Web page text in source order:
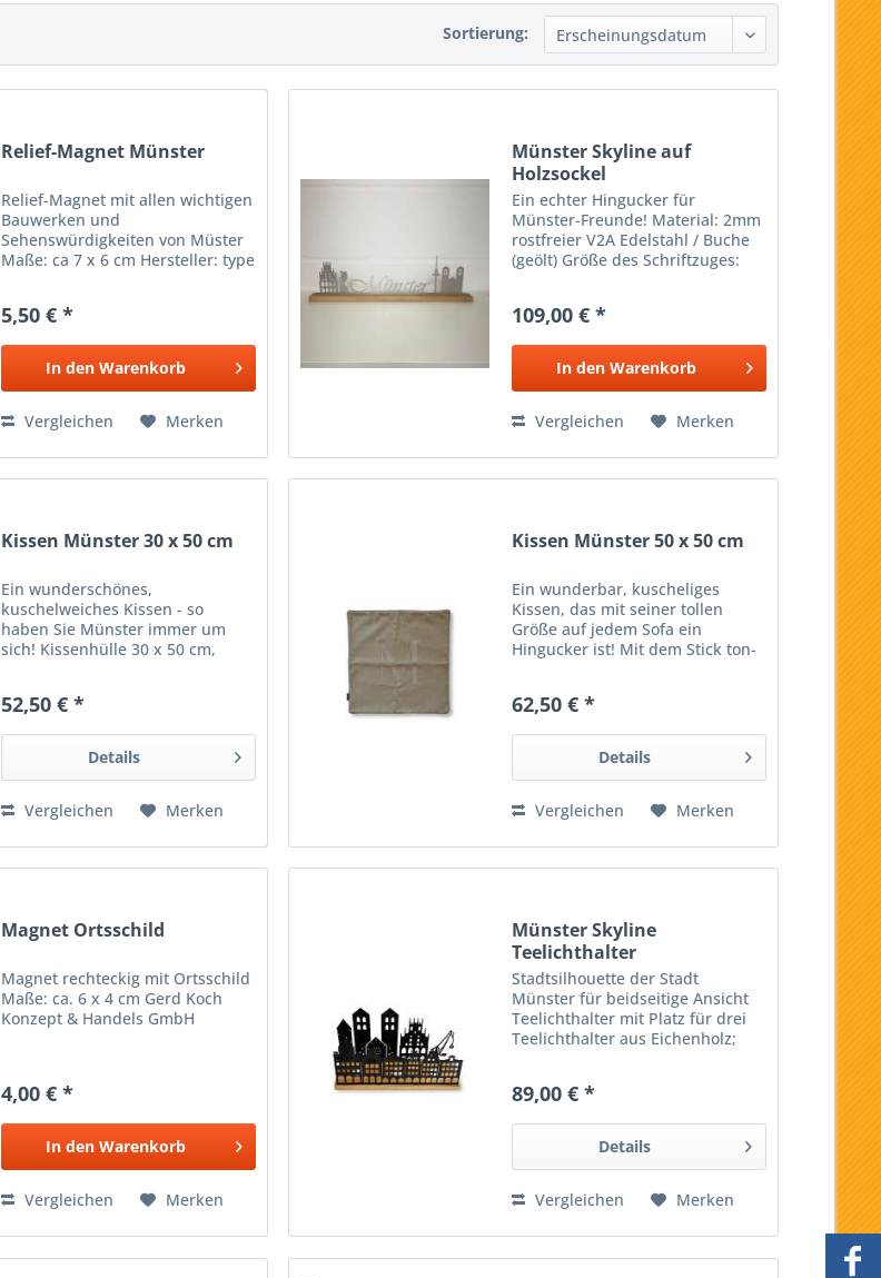
Sortierung:
Relief-Magnet Münster
Relief-Magnet mit allen wichtigen
Bauwerken und
Sehenswürdigkeiten von Müster
Maße: ca 7 x 6 cm Hersteller: type
5,50 € *
In den Warenkorb
Vergleichen Merken
Münster Skyline auf
Holzsockel
Ein echter Hingucker für
Münster-Freunde! Material: 2mm
rostfreier V2A Edelstahl / Buche
(geölt) Größe des Schriftzuges:
109,00 € *
In den Warenkorb
Vergleichen Merken
Kissen Münster 30 x 50 cm
Ein wunderschönes,
kuschelweiches Kissen - so
haben Sie Münster immer um
sich! Kissenhülle 30 x 50 cm,
52,50 € *
Details
Vergleichen Merken
Kissen Münster 50 x 50 cm
Ein wunderbar, kuscheliges
Kissen, das mit seiner tollen
Größe auf jedem Sofa ein
Hingucker ist! Mit dem Stick ton-
Polyester LunaVia GmbH
62,50 € *
Details
Vergleichen Merken
Magnet Ortsschild
Magnet rechteckig mit Ortsschild
Maße: ca. 6 x 4 cm Gerd Koch
Konzept & Handels GmbH
4,00 € *
In den Warenkorb
Vergleichen Merken
Münster Skyline
Teelichthalter
Stadtsilhouette der Stadt
Münster für beidseitige Ansicht
Teelichthalter mit Platz für drei
Teelichthalter aus Eichenholz;
12 cm von der Factory GbR,
Münster
89,00 € *
Details
Vergleichen Merken